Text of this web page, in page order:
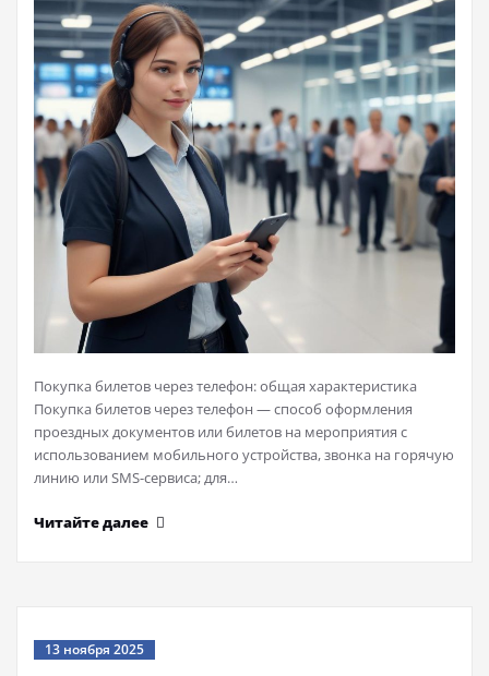
Покупка билетов через телефон: общая характеристика
Покупка билетов через телефон — способ оформления
проездных документов или билетов на мероприятия с
использованием мобильного устройства, звонка на горячую
линию или SMS-сервиса; для…
Читайте далее
13 ноября 2025